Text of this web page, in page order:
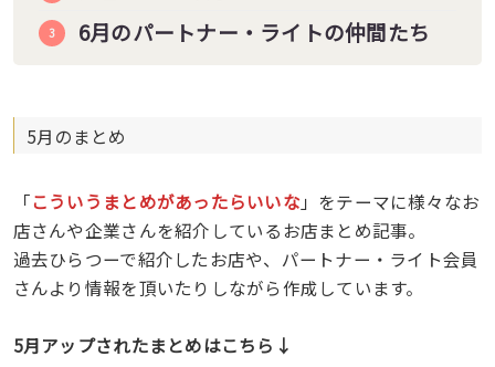
6月のパートナー・ライトの仲間たち
5月のまとめ
「こういうまとめがあったらいいな」をテーマに様々なお
店さんや企業さんを紹介しているお店まとめ記事。
過去ひらつーで紹介したお店や、パートナー・ライト会員
さんより情報を頂いたりしながら作成しています。
5月アップされたまとめはこちら↓